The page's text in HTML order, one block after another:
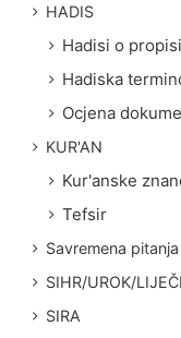
HADIS
Hadisi o
Hadiska
Ocjena
KUR'AN
Kur'anske
Tefsir
Savremena pitanja
SIHR/UROK/
SIRA